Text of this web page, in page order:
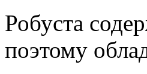
Робуста
поэтому